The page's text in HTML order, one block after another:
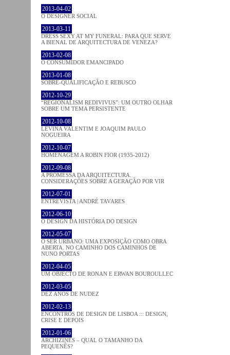
2013-04-02
O DESIGNER SOCIAL
2013-03-11
DRESS SEXY AT MY FUNERAL: PARA QUE SERVE
A BIENAL DE ARQUITECTURA DE VENEZA?
2013-02-08
O CONSUMIDOR EMANCIPADO
2013-01-08
SOBRE-QUALIFICAÇÃO E REBUSCO
2012-10-29
“REGIONALISM REDIVIVUS”: UM OUTRO OLHAR
SOBRE UM TEMA PERSISTENTE
2012-10-08
LEVINA VALENTIM E JOAQUIM PAULO
NOGUEIRA
2012-10-07
HOMENAGEM A ROBIN FIOR (1935-2012)
2012-09-08
A PROMESSA DA ARQUITECTURA.
CONSIDERAÇÕES SOBRE A GERAÇÃO POR VIR
2012-07-01
ENTREVISTA | ANDRÉ TAVARES
2012-06-10
O DESIGN DA HISTÓRIA DO DESIGN
2012-05-07
O SER URBANO: UMA EXPOSIÇÃO COMO OBRA
ABERTA. NO CAMINHO DOS CAMINHOS DE
NUNO PORTAS
2012-04-05
UM OBJECTO DE RONAN E ERWAN BOUROULLEC
2012-03-05
DEZ ANOS DE NUDEZ
2012-02-13
ENCONTROS DE DESIGN DE LISBOA ::: DESIGN,
CRISE E DEPOIS
2012-01-06
ARCHIZINES – QUAL O TAMANHO DA
PEQUENÊS?